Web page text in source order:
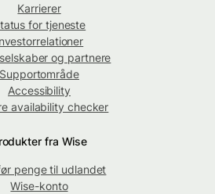
Karrierer
for tjeneste
og partnere
Supportområde
Accessibility
availability checker
fra Wise
penge til udlandet
Wise-konto